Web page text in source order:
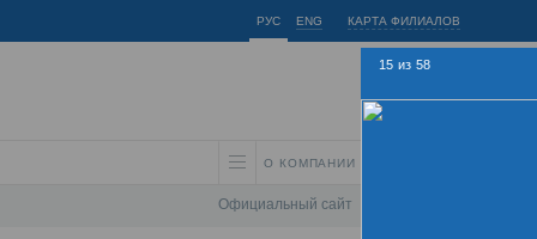
РУС ENG КАРТА ФИЛИАЛОВ
О КОМПАНИИ
Официальный сайт
15 из 58